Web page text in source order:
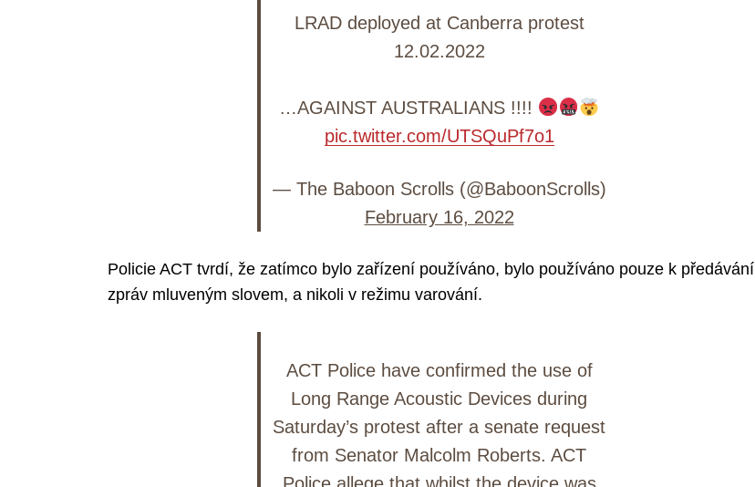
LRAD deployed at Canberra protest
12.02.2022
…AGAINST AUSTRALIANS !!!!
pic.twitter.com/UTSQuPf7o1
— The Baboon Scrolls (@BaboonScrolls)
February 16, 2022
Policie ACT tvrdí, že zatímco bylo zařízení používáno, bylo používáno pouze k předávání
zpráv mluveným slovem, a nikoli v režimu varování.
ACT Police have confirmed the use of
Long Range Acoustic Devices during
Saturday’s protest after a senate request
from Senator Malcolm Roberts. ACT